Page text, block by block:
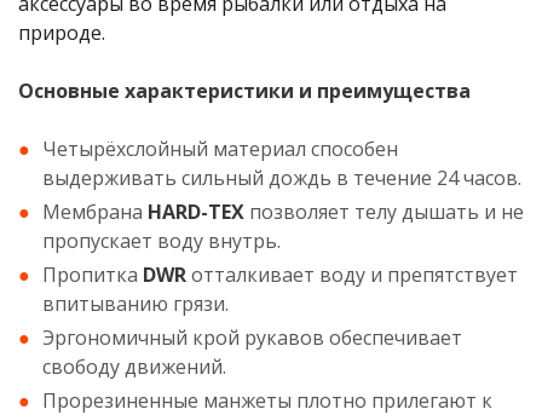
природе.
Основные характеристики и преимущества
Четырёхслойный материал способен
выдерживать сильный дождь в течение 24 часов.
Мембрана HARD-TEX позволяет телу дышать и не
пропускает воду внутрь.
Пропитка DWRотталкивает воду и препятствует
впитыванию грязи.
Эргономичный крой рукавов обеспечивает
свободу движений.
Прорезиненные манжеты плотно прилегают к